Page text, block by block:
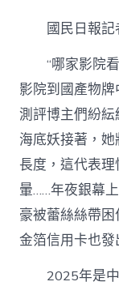
國民日報
“哪家影院
影院到國產物
測評博主們紛
海底妖接著，
長度，這代表
暈……年夜銀幕
豪被蕾絲絲帶
金箔信用卡也發
2025年是